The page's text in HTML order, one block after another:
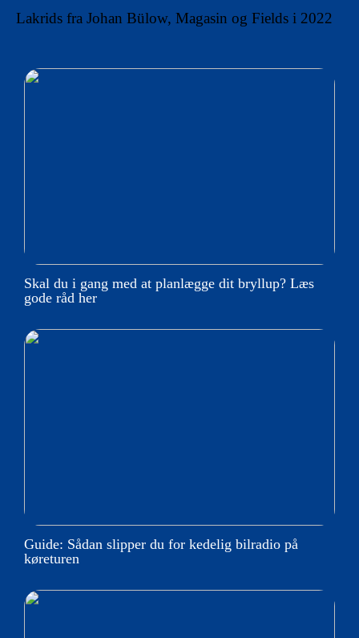
Lakrids fra Johan Bülow, Magasin og Fields i 2022
Skal du i gang med at planlægge dit bryllup? Læs
gode råd her
Guide: Sådan slipper du for kedelig bilradio på
køreturen